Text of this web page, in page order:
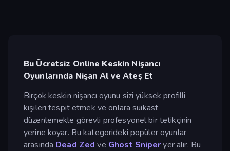
Bu Ücretsiz Online Keskin Nişancı
Oyunlarında Nişan Al ve Ateş Et
Birçok keskin nişancı oyunu sizi yüksek profilli
kişileri tespit etmek ve onlara suikast
düzenlemekle görevli profesyonel bir tetikçinin
yerine koyar. Bu kategorideki popüler oyunlar
arasında Dead Zed ve Ghost Sniperyer alır. Bu